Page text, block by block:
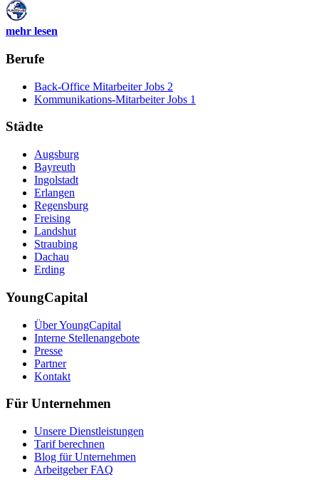
mehr lesen
Berufe
Back-Office Mitarbeiter Jobs 2
Kommunikations-Mitarbeiter Jobs 1
Städte
Augsburg
Bayreuth
Ingolstadt
Erlangen
Regensburg
Freising
Landshut
Straubing
Dachau
Erding
YoungCapital
Über YoungCapital
Interne Stellenangebote
Presse
Partner
Kontakt
Für Unternehmen
Unsere Dienstleistungen
Tarif berechnen
Blog für Unternehmen
Arbeitgeber FAQ